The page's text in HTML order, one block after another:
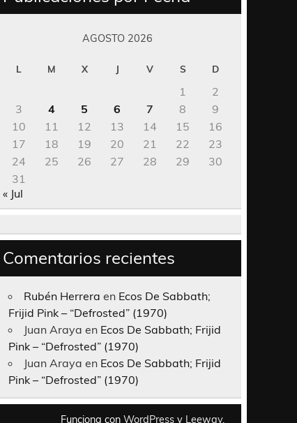
AGOSTO 2026
L M X J V S D
1
2
3
4 5 6 7 8
9
10
11 12 13 14 15
16
17
18 19 20 21 22
23
24
25 26 27 28 29
30
31
« Jul
Comentarios recientes
Rubén Herrera en Ecos De Sabbath;
Frijid Pink – “Defrosted” (1970)
Juan Araya en Ecos De Sabbath; Frijid
Pink – “Defrosted” (1970)
Juan Araya en Ecos De Sabbath; Frijid
Pink – “Defrosted” (1970)
Funciona con WordPress y Leeway.